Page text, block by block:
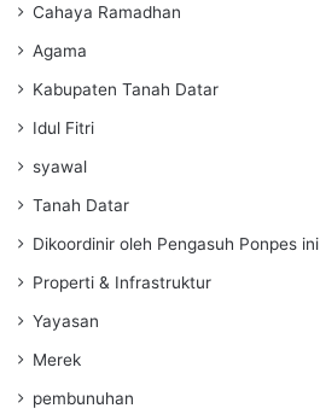
Cahaya Ramadhan
Agama
Kabupaten Tanah Datar
Idul Fitri
syawal
Tanah Datar
Dikoordinir oleh Pengasuh Ponpes ini
Properti & Infrastruktur
Yayasan
Merek
pembunuhan